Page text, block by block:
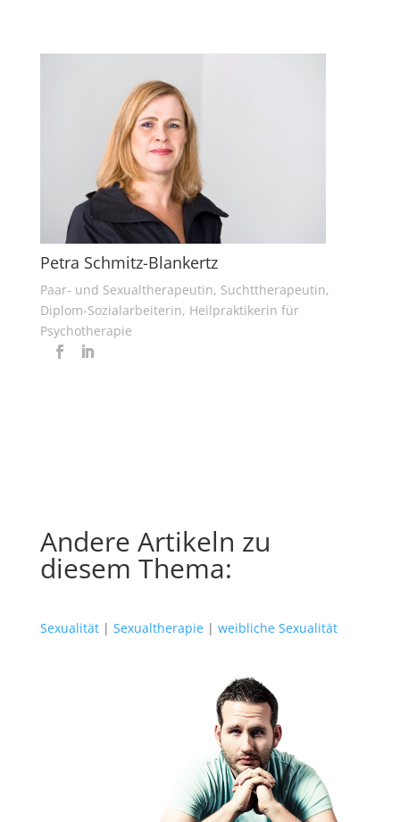
Petra Schmitz-Blankertz
Paar- und Sexualtherapeutin, Suchttherapeutin,
Diplom-Sozialarbeiterin, Heilpraktikerin für
Psychotherapie
Andere Artikeln zu
diesem Thema:
Sexualität| Sexualtherapie| weibliche Sexualität